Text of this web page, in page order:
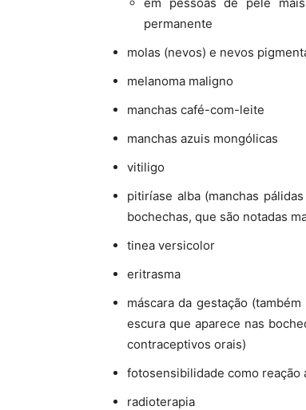
permanente
molas (nevos) e nevos
melanoma maligno
manchas café-com-leite
manchas azuis mongólicas
vitiligo
pitiríase alba (manchas
bochechas, que são notadas
tinea versicolor
eritrasma
máscara da gestação
escura que aparece nas
contraceptivos orais)
fotosensibilidade como reação
radioterapia